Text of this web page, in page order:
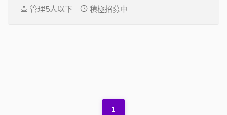
管理5人以下 積極招募中
1